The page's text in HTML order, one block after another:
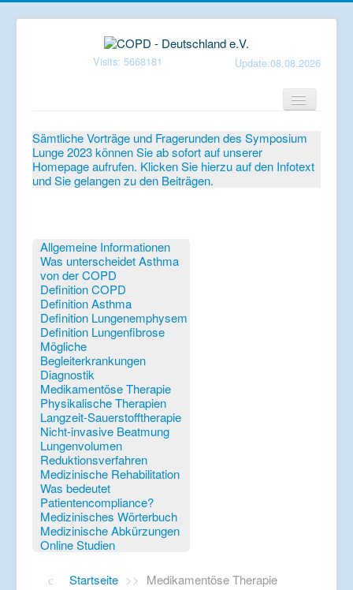
Visits: 5668181 Update:08.08.2026
Verein
Patientenbroschüren
Mediathek
Aktuelles
Veranstaltungen
Informationen
Verlinkungen
Sämtliche Vorträge und Fragerunden des Symposium
Lunge 2023 können Sie ab sofort auf unserer
Homepage aufrufen. Klicken Sie hierzu auf den Infotext
und Sie gelangen zu den Beiträgen.
Allgemeine Informationen
Was unterscheidet Asthma
von der COPD
Definition COPD
Definition Asthma
Definition Lungenemphysem
Definition Lungenfibrose
Mögliche
Begleiterkrankungen
Diagnostik
Medikamentöse Therapie
Physikalische Therapien
Langzeit-Sauerstofftherapie
Nicht-invasive Beatmung
Lungenvolumen
Reduktionsverfahren
Medizinische Rehabilitation
Was bedeutet
Patientencompliance?
Medizinisches Wörterbuch
Medizinische Abkürzungen
Online Studien
Startseite >> Medikamentöse Therapie